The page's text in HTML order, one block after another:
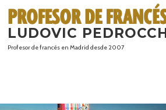
contenido
LUDOVIC
Profesor de francés en Madrid desde 2007